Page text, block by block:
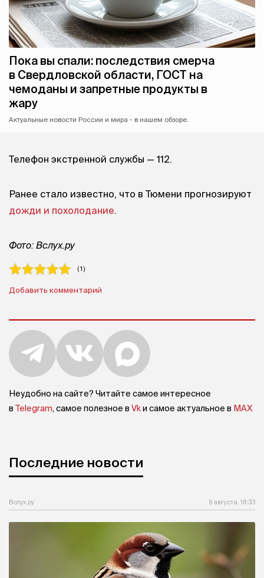
Пока вы спали: последствия смерча
в Свердловской области, ГОСТ на
чемоданы и запретные продукты в
жару
Актуальные новости России и мира - в нашем обзоре.
Телефон экстренной службы — 112.
Ранее стало известно, что в Тюмени прогнозируют
дожди и похолодание.
Фото: Вслух.ру
( 1 )
Добавить комментарий
Неудобно на сайте? Читайте самое интересное
в Telegram, самое полезное в Vkи самое актуальное в MAX
Последние новости
Вслух.ру 9 августа, 18:33